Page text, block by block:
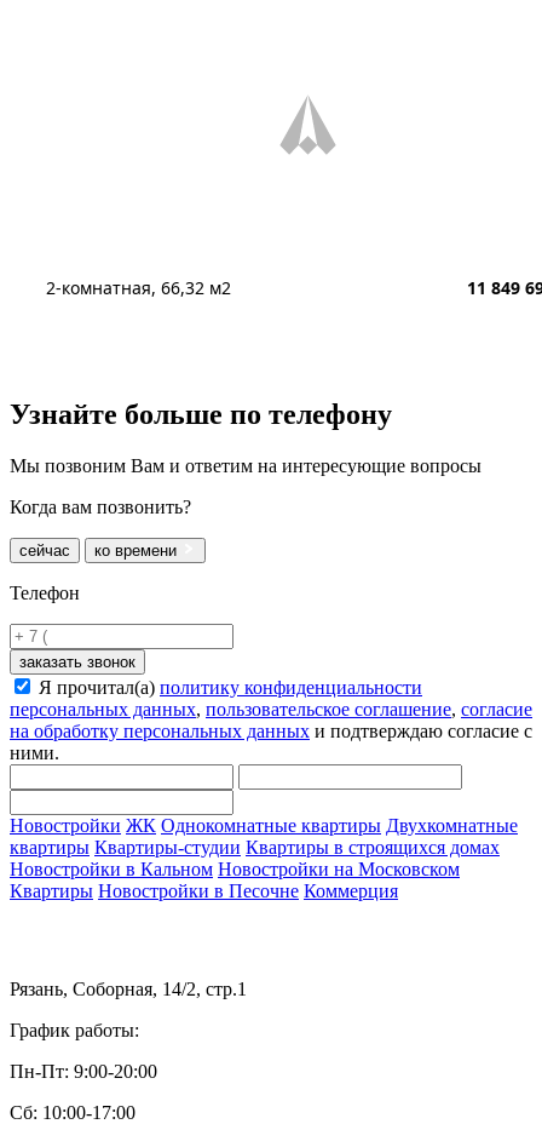
2-комнатная, 66,32 м2 11 849
Узнайте больше по телефону
Мы позвоним Вам и ответим на интересующие вопросы
Когда вам позвонить?
сейчас ко времени
Телефон
заказать звонок
Я прочитал(а) политику конфиденциальности
персональных данных, пользовательское соглашение, согласие
на обработку персональных данных и подтверждаю согласие с
ними.
Новостройки ЖК Однокомнатные квартиры Двухкомнатные
квартиры Квартиры-студии Квартиры в строящихся домах
Новостройки в Кальном Новостройки на Московском
Квартиры Новостройки в Песочне Коммерция
Рязань, Соборная, 14/2, стр.1
График работы:
Пн-Пт: 9:00-20:00
Сб: 10:00-17:00